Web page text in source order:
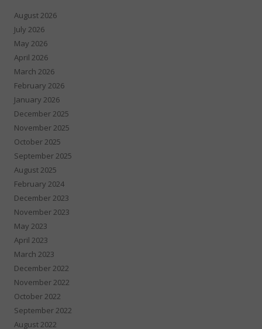
August 2026
July 2026
May 2026
April 2026
March 2026
February 2026
January 2026
December 2025
November 2025
October 2025
September 2025
August 2025
February 2024
December 2023
November 2023
May 2023
April 2023
March 2023
December 2022
November 2022
October 2022
September 2022
August 2022